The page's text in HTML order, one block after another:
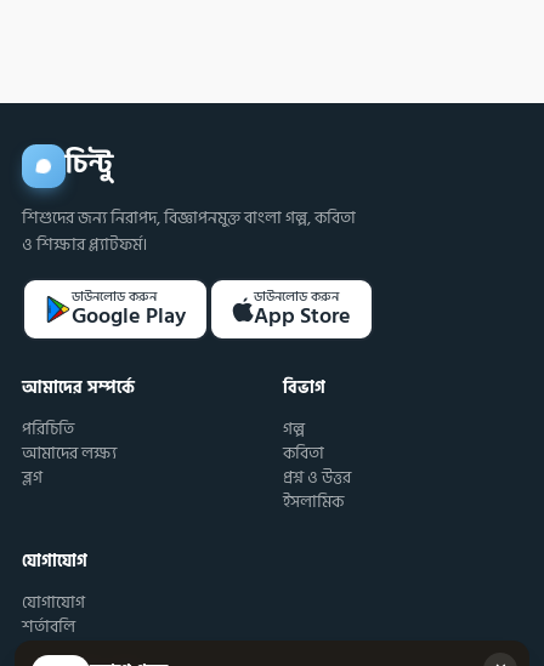
চিন্টু
শিশুদের জন্য নিরাপদ, বিজ্ঞাপনমুক্ত বাংলা গল্প, কবিতা
ও শিক্ষার প্ল্যাটফর্ম।
ডাউনলোড করুন
Google Play
ডাউনলোড করুন
App Store
আমাদের সম্পর্কে
পরিচিতি
আমাদের লক্ষ্য
ব্লগ
বিভাগ
গল্প
কবিতা
প্রশ্ন ও উত্তর
ইসলামিক
যোগাযোগ
যোগাযোগ
শর্তাবলি